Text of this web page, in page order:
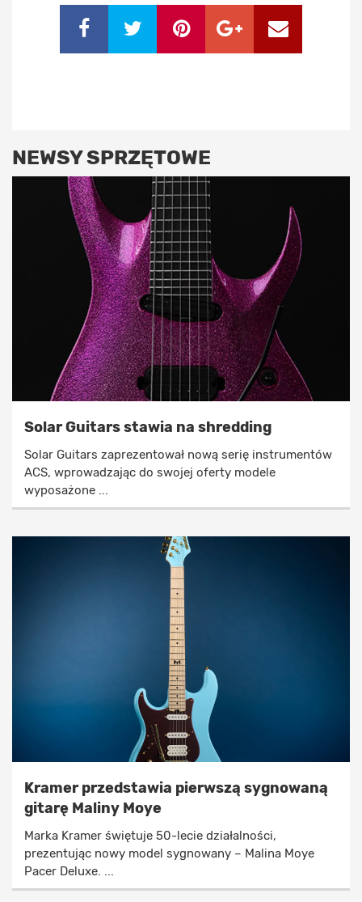
NEWSY SPRZĘTOWE
Solar Guitars stawia na shredding
Solar Guitars zaprezentował nową serię instrumentów
ACS, wprowadzając do swojej oferty modele
wyposażone ...
Kramer przedstawia pierwszą sygnowaną
gitarę Maliny Moye
Marka Kramer świętuje 50-lecie działalności,
prezentując nowy model sygnowany – Malina Moye
Pacer Deluxe. ...